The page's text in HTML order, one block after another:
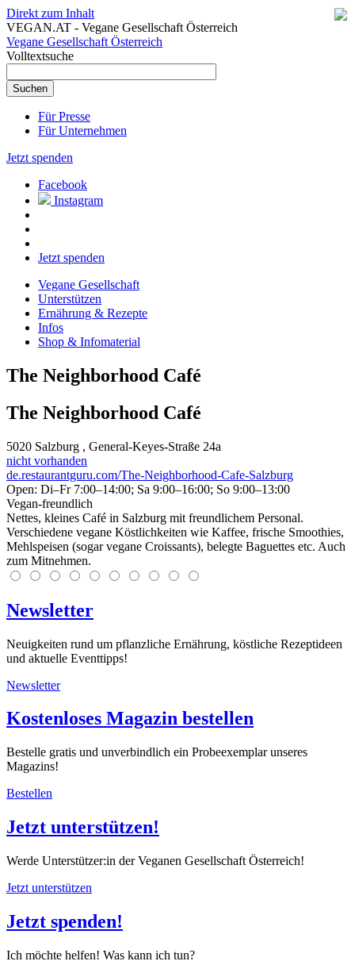
Direkt zum Inhalt
VEGAN.AT - Vegane Gesellschaft Österreich
Vegane Gesellschaft Österreich
Volltextsuche
Für Presse
Für Unternehmen
Jetzt spenden
Facebook
Instagram
Jetzt spenden
Vegane Gesellschaft
Unterstützen
Ernährung & Rezepte
Infos
Shop & Infomaterial
The Neighborhood Café
The Neighborhood Café
5020 Salzburg , General-Keyes-Straße 24a
nicht vorhanden
de.restaurantguru.com/The-Neighborhood-Cafe-Salzburg
Open: Di–Fr 7:00–14:00; Sa 9:00–16:00; So 9:00–13:00
Vegan-freundlich
Nettes, kleines Café in Salzburg mit freundlichem Personal.
Verschiedene vegane Köstlichkeiten wie Kaffee, frische Smoothies,
Mehlspeisen (sogar vegane Croissants), belegte Baguettes etc. Auch
zum Mitnehmen.
Newsletter
Neuigkeiten rund um pflanzliche Ernährung, köstliche Rezeptideen
und aktuelle Eventtipps!
Newsletter
Kostenloses Magazin bestellen
Bestelle gratis und unverbindlich ein Probeexemplar unseres
Magazins!
Bestellen
Jetzt unterstützen!
Werde Unterstützer:in der Veganen Gesellschaft Österreich!
Jetzt unterstützen
Jetzt spenden!
Ich möchte helfen! Was kann ich tun?